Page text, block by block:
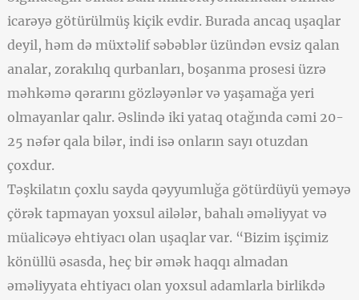
icarəyə götürülmüş kiçik evdir. Burada ancaq uşaqlar
deyil, həm də müxtəlif səbəblər üzündən evsiz qalan
analar, zorakılıq qurbanları, boşanma prosesi üzrə
məhkəmə qərarını gözləyənlər və yaşamağa yeri
olmayanlar qalır. Əslində iki yataq otağında cəmi 20-
25 nəfər qala bilər, indi isə onların sayı otuzdan
çoxdur.
Təşkilatın çoxlu sayda qəyyumluğa götürdüyü yeməyə
çörək tapmayan yoxsul ailələr, bahalı əməliyyat və
müalicəyə ehtiyacı olan uşaqlar var. “Bizim işçimiz
könüllü əsasda, heç bir əmək haqqı almadan
əməliyyata ehtiyacı olan yoxsul adamlarla birlikdə